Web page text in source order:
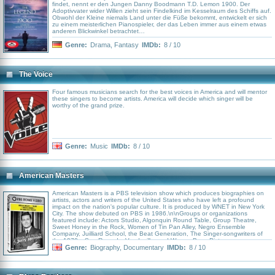
findet, nennt er den Jungen Danny Boodmann T.D. Lemon 1900. Der
Adoptivvater wider Willen zieht sein Findelkind im Kesselraum des Schiffs auf.
Obwohl der Kleine niemals Land unter die Füße bekommt, entwickelt er sich
zu einem meisterlichen Pianospieler, der das Leben immer aus einem etwas
anderen Blickwinkel betrachtet…
Genre: Drama Fantasy IMDb: 8 / 10
The Voice
Four famous musicians search for the best voices in America and will mentor
these singers to become artists. America will decide which singer will be
worthy of the grand prize.
Genre: Music IMDb: 8 / 10
American Masters
American Masters is a PBS television show which produces biographies on
artists, actors and writers of the United States who have left a profound
impact on the nation's popular culture. It is produced by WNET in New York
City. The show debuted on PBS in 1986.\n\nGroups or organizations
featured include: Actors Studio, Algonquin Round Table, Group Theatre,
Sweet Honey in the Rock, Women of Tin Pan Alley, Negro Ensemble
Company, Juilliard School, the Beat Generation, The Singer-songwriters of
the 1970s, Sun Records, Vaudeville, and Warner Bros. Pictures.
Genre: Biography, Documentary IMDb: 8 / 10